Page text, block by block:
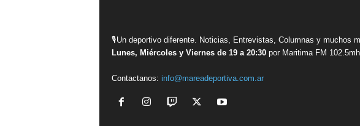
🎙Un deportivo diferente. Noticias, Entrevistas, Columnas y muchos
Lunes, Miércoles y Viernes de 19 a 20:30por Maritima FM
Contactanos: info@mareadeportiva.com.ar